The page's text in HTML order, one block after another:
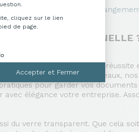
cliquez sur le lien
de page.
Accepter et Fermer
bureau avec
PROFESSIONNELLE
Vanoise Diamant est une réussite
coordonnés aux bureaux,
pour garder vos documents
élégance votre entreprise.
du verre transparent. Que cela